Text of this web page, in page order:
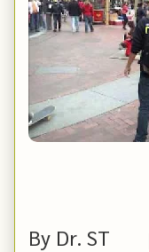
By Dr. ST